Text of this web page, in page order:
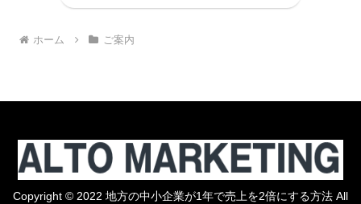
ホーム ご案内
Copyright © 2022 地方の中小企業が1年で売上を2倍にする方法 All